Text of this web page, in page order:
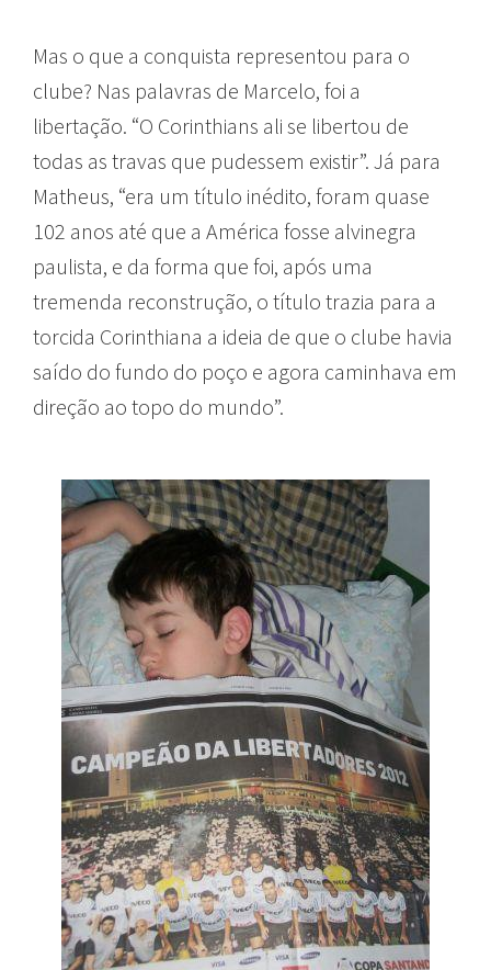
Mas o que a conquista representou para o
clube? Nas palavras de Marcelo, foi a
libertação. “O Corinthians ali se libertou de
todas as travas que pudessem existir”. Já para
Matheus, “era um título inédito, foram quase
102 anos até que a América fosse alvinegra
paulista, e da forma que foi, após uma
tremenda reconstrução, o título trazia para a
torcida Corinthiana a ideia de que o clube havia
saído do fundo do poço e agora caminhava em
direção ao topo do mundo”.